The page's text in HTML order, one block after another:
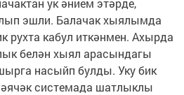
ук әнием этәрде,
эшли. Балачак хыялымда
рухта кабул иткәнмен. Ахырда
белән хыял арасындагы
насыйп булды. Уку бик
системада шатлыклы